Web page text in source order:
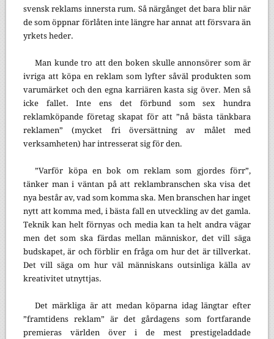
svensk reklams innersta rum. Så närgånget det bara blir när
de som öppnar förlåten inte längre har annat att försvara än
yrkets heder.
Man kunde tro att den boken skulle annonsörer som är
ivriga att köpa en reklam som lyfter såväl produkten som
varumärket och den egna karriären kasta sig över. Men så
icke fallet. Inte ens det förbund som sex hundra
reklamköpande företag skapat för att ”nå bästa tänkbara
reklamen” (mycket fri översättning av målet med
verksamheten) har intresserat sig för den.
”Varför köpa en bok om reklam som gjordes förr”,
tänker man i väntan på att reklambranschen ska visa det
nya består av, vad som komma ska. Men branschen har inget
nytt att komma med, i bästa fall en utveckling av det gamla.
Teknik kan helt förnyas och media kan ta helt andra vägar
men det som ska färdas mellan människor, det vill säga
budskapet, är och förblir en fråga om hur det är tillverkat.
Det vill säga om hur väl människans outsinliga källa av
kreativitet utnyttjas.
Det märkliga är att medan köparna idag längtar efter
”framtidens reklam” är det gårdagens som fortfarande
premieras världen över i de mest prestigeladdade